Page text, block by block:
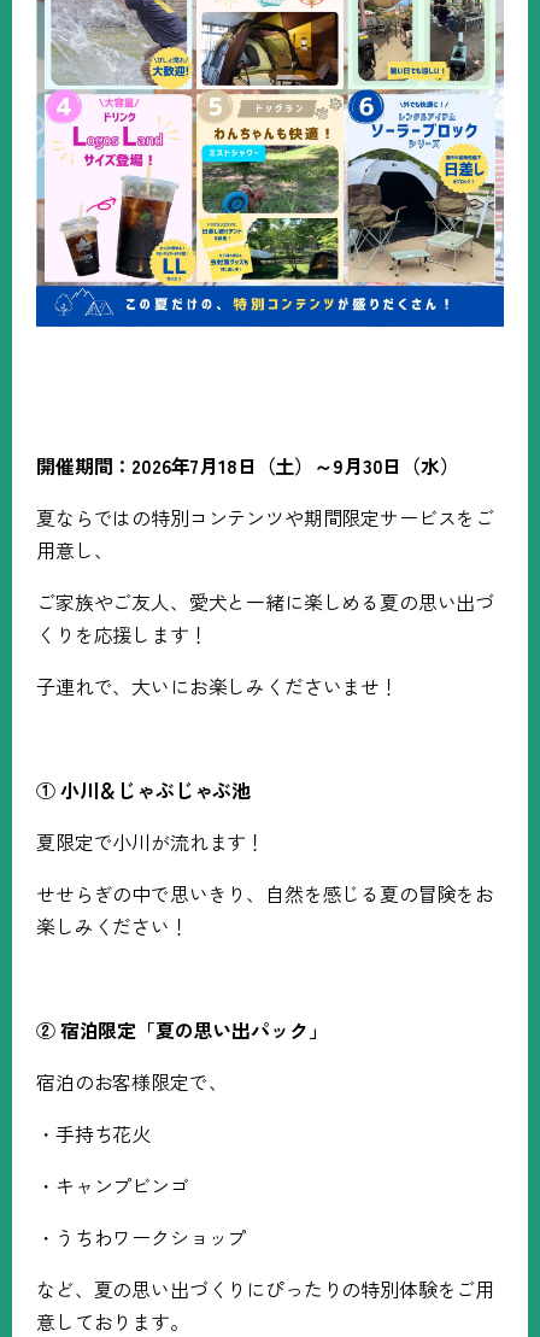
開催期間： 2026年7月18日（土）～9月30日（水）
夏ならではの特別コンテンツや期間限定サービスをご
用意し、
ご家族やご友人、愛犬と一緒に楽しめる夏の思い出づ
くりを応援します！
子連れで、大いにお楽しみくださいませ！
①小川＆じゃぶじゃぶ池
夏限定で小川が流れます！
せせらぎの中で思いきり、自然を感じる夏の冒険をお
楽しみください！
②宿泊限定「夏の思い出パック」
宿泊のお客様限定で、
・手持ち花火
・キャンプビンゴ
・うちわワークショップ
など、夏の思い出づくりにぴったりの特別体験をご用
意しております。